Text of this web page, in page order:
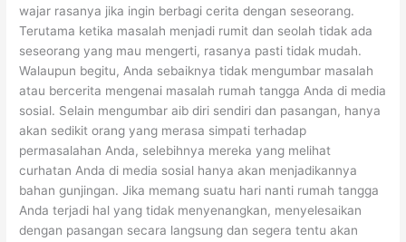
wajar rasanya jika ingin berbagi cerita dengan seseorang.
Terutama ketika masalah menjadi rumit dan seolah tidak ada
seseorang yang mau mengerti, rasanya pasti tidak mudah.
Walaupun begitu, Anda sebaiknya tidak mengumbar masalah
atau bercerita mengenai masalah rumah tangga Anda di media
sosial. Selain mengumbar aib diri sendiri dan pasangan, hanya
akan sedikit orang yang merasa simpati terhadap
permasalahan Anda, selebihnya mereka yang melihat
curhatan Anda di media sosial hanya akan menjadikannya
bahan gunjingan. Jika memang suatu hari nanti rumah tangga
Anda terjadi hal yang tidak menyenangkan, menyelesaikan
dengan pasangan secara langsung dan segera tentu akan